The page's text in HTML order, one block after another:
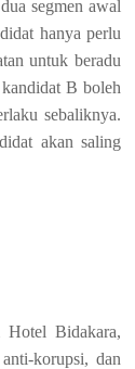
segmen awal
hanya perlu
untuk beradu
B boleh
sebaliknya.
akan saling
Bidakara,
korupsi, dan